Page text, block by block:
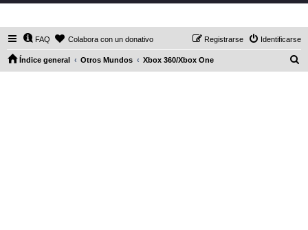
FAQ Colabora con un donativo Identificarse
Registrarse
Índice general Otros Mundos Xbox 360/Xbox One